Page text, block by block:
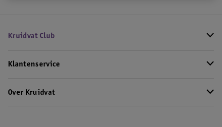
Kruidvat Club
Klantenservice
Over Kruidvat